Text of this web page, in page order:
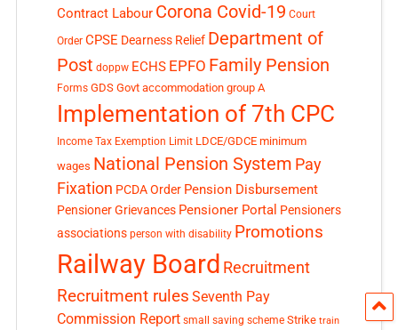
Contract Labour Corona Covid-19 Court
Order CPSE Dearness Relief Department of
Post doppw ECHS EPFO Family Pension
Forms GDS Govt accommodation group A
Implementation of 7th CPC
Income Tax Exemption Limit LDCE/GDCE minimum
wages National Pension System Pay
Fixation PCDA Order Pension Disbursement
Pensioner Grievances Pensioner Portal Pensioners
associations person with disability Promotions
Railway Board Recruitment
Recruitment rules Seventh Pay
Commission Report small saving scheme Strike train